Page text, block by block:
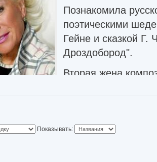
Познакомила
поэтическими
Гейне и сказкой Г.
Дроздобород".
Вторая жена
Показывать: